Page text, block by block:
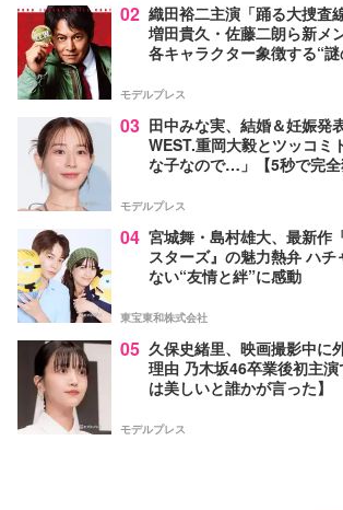
02 織田裕二主演「踊る大捜査
増田貴久・佐藤二朗ら新メ
各キャラクター象徴する“
モデルプレス
03 田中みな実、結婚＆妊娠発
WEST.重岡大毅とツッコミ
な子なので…」【5秒で完
モデルプレス
04 宮城舞・島村雄大、最新作
スターズ』の魅力熱弁 ハチ
ない“友情と絆”に感動
東宝東和株式会社
05 久保史緒里、映画撮影中に
理由 乃木坂46卒業後初主
は美しいと誰かが言った】
モデルプレス